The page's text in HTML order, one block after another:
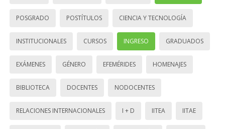
POSGRADO POSTÍTULOS CIENCIA Y TECNOLOGÍA
INSTITUCIONALES CURSOS INGRESO GRADUADOS
EXÁMENES GÉNERO EFEMÉRIDES HOMENAJES
BIBLIOTECA DOCENTES NODOCENTES
RELACIONES INTERNACIONALES I + D IITEA IITAE